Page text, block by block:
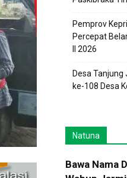
Pemprov
Percepat
II 2026
Desa
ke-108 Desa
Natuna
Bawa Nama